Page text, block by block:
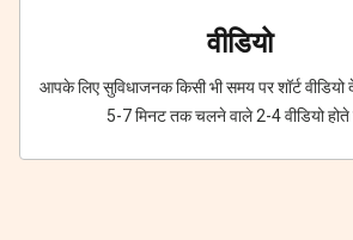
वीडियो
आपके लिए सुविधाजनक किसी भी समय पर शॉर्ट
5-7 मिनट तक चलने वाले 2-4 वीडियो होते